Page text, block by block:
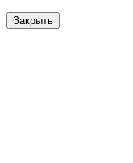
Закрыть